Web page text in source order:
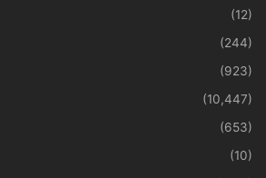
(12)
(244)
(923)
(10,447)
(653)
(10)